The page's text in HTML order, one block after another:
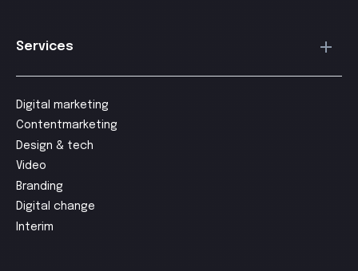
Services
Digital marketing
Contentmarketing
Design & tech
Video
Branding
Digital change
Interim